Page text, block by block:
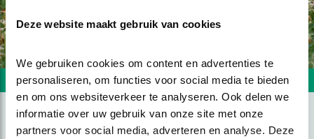
Deze website maakt gebruik van cookies
We gebruiken cookies om content en advertenties te
personaliseren, om functies voor social media te bieden
en om ons websiteverkeer te analyseren. Ook delen we
informatie over uw gebruik van onze site met onze
partners voor social media, adverteren en analyse. Deze
Volgende foto Vorige foto